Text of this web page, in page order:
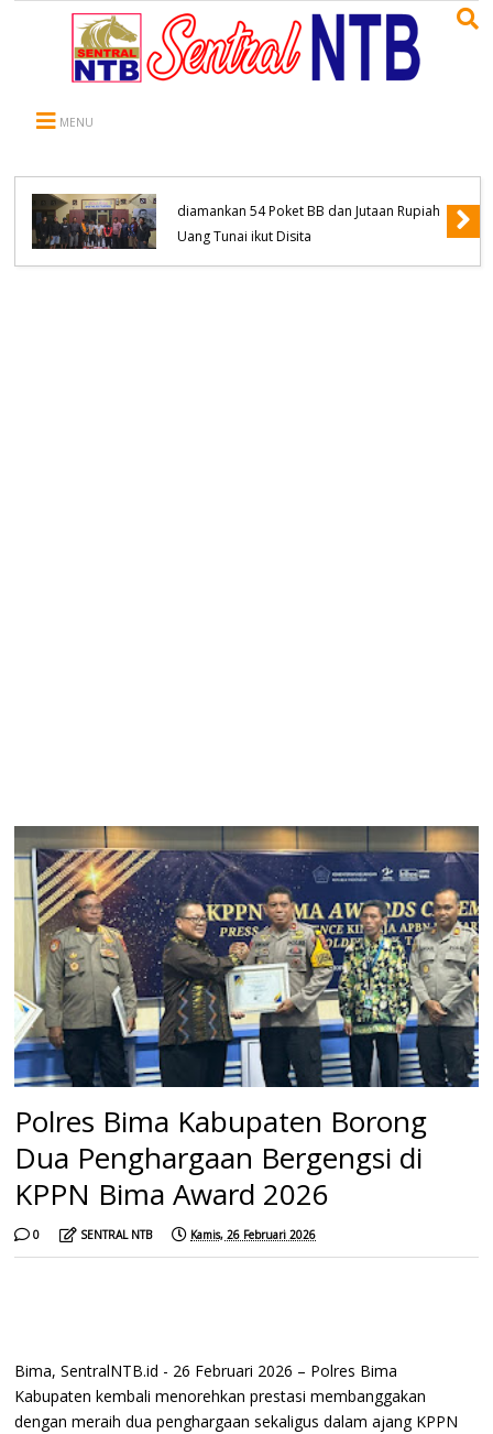
MENU
diamankan 54 Poket BB dan Jutaan Rupiah
Uang Tunai ikut Disita
Polres Bima Kabupaten Borong
Dua Penghargaan Bergengsi di
KPPN Bima Award 2026
0 SENTRAL NTB Kamis, 26 Februari 2026
Bima, SentralNTB.id - 26 Februari 2026 – Polres Bima
Kabupaten kembali menorehkan prestasi membanggakan
dengan meraih dua penghargaan sekaligus dalam ajang KPPN